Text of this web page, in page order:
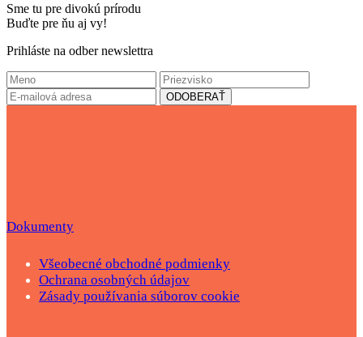
Sme tu pre divokú prírodu
Buďte pre ňu aj vy!
Prihláste na odber newslettra
Dokumenty
Všeobecné obchodné podmienky
Ochrana osobných údajov
Zásady používania súborov cookie